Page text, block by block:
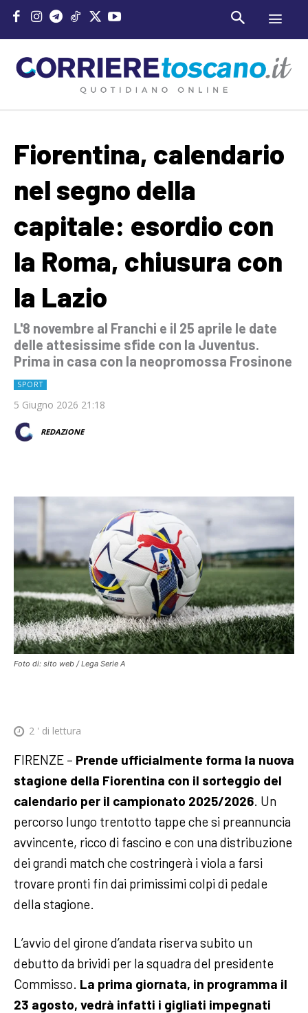
Fiorentina, calendario
nel segno della
capitale: esordio con
la Roma, chiusura con
la Lazio
L'8 novembre al Franchi e il 25 aprile le date
delle attesissime sfide con la Juventus.
Prima in casa con la neopromossa Frosinone
SPORT
5 Giugno 2026 21:18
REDAZIONE
Foto di: sito web / Lega Serie A
2 ' di lettura
FIRENZE – Prende ufficialmente forma la nuova
stagione della Fiorentina con il sorteggio del
calendario per il campionato 2025/2026. Un
percorso lungo trentotto tappe che si preannuncia
avvincente, ricco di fascino e con una distribuzione
dei grandi match che costringerà i viola a farsi
trovare pronti fin dai primissimi colpi di pedale
della stagione.
L’avvio del girone d’andata riserva subito un
debutto da brividi per la squadra del presidente
Commisso. La prima giornata, in programma il
23 agosto, vedrà infatti i gigliati impegnati